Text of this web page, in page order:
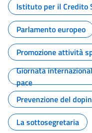
Istituto per il Credito
Parlamento europeo
Promozione attività
Giornata
pace
Prevenzione del
La sottosegretaria